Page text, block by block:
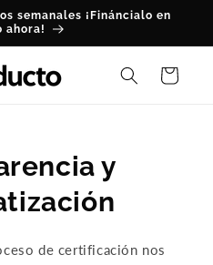
semanales ¡Fináncialo en
ahora!
Cart
y
de certificación nos